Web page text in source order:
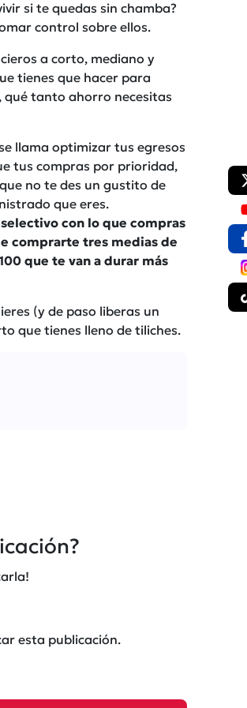
si te quedas sin chamba?
control sobre ellos.
a corto, mediano y
tienes que hacer para
qué tanto ahorro necesitas
llama optimizar tus egresos
tus compras por prioridad,
no te des un gustito de
que eres.
con lo que compras
comprarte tres medias de
que te van a durar más
(y de paso liberas un
que tienes lleno de tiliches.
esta publicación.